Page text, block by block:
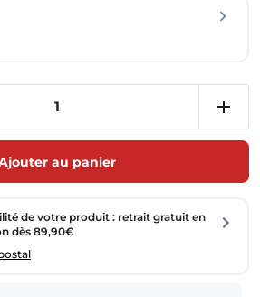
au panier
de votre produit : retrait gratuit en
dès 89,90€